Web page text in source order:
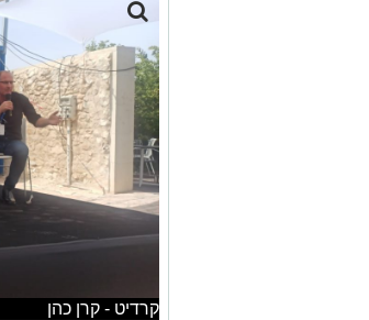
קרדיט - קרן כהן